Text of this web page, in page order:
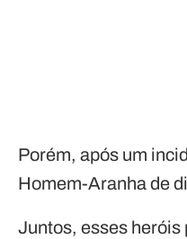
Porém, após um
Homem-Aranha de
Juntos, esses heróis